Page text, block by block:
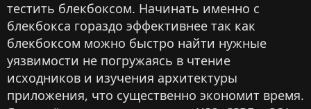
тестить блекбоксом. Начинать именно с
блекбокса гораздо эффективнее так как
блекбоксом можно быстро найти нужные
уязвимости не погружаясь в чтение
исходников и изучения архитектуры
приложения, что существенно экономит время.